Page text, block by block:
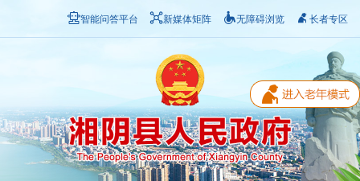
智能问答平台 新媒体矩阵 无障碍浏览 长者专区